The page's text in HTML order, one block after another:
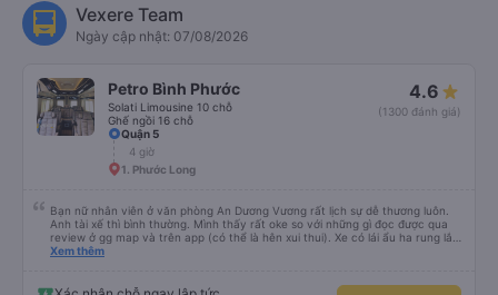
Vexere Team
Ngày cập nhật: 07/08/2026
Petro Bình Phước
Solati Limousine 10 chỗ
Ghế ngồi 16 chỗ
4.6
(1300 đánh giá)
Quận 5
4 giờ
1. Phước Long
Bạn nữ nhân viên ở văn phòng An Dương Vương rất lịch sự dễ thương luôn.
Anh tài xế thì bình thường. Mình thấy rất oke so với những gì đọc được qua
review ở gg map và trên app (có thể là hên xui thui). Xe có lái ẩu ha rung lắc
hay không thì cũng ko rõ tại mình say xe nên ngủ ko à
Xem thêm